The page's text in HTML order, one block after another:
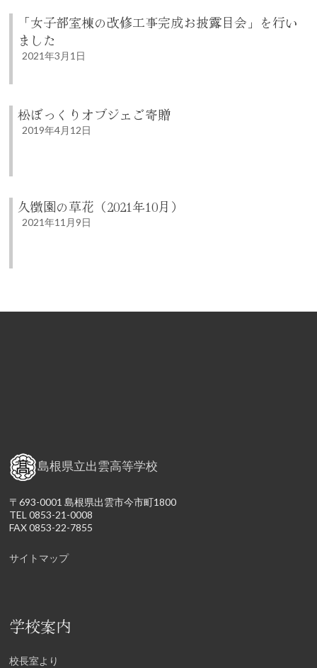
「女子部室棟の改修工事完成お披露目会」を行い
ました
2021年3月1日
松ぼっくりオブジェご寄贈
2019年4月12日
久徴園の草花（2021年10月）
2021年11月9日
島根県立出雲高等学校
〒693-0001 島根県出雲市今市町1800
TEL 0853-21-0008
FAX 0853-22-7855
サイトマップ
学校案内
校長室より